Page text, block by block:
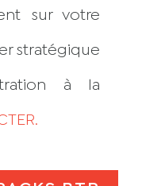
sur votre
stratégique
à la